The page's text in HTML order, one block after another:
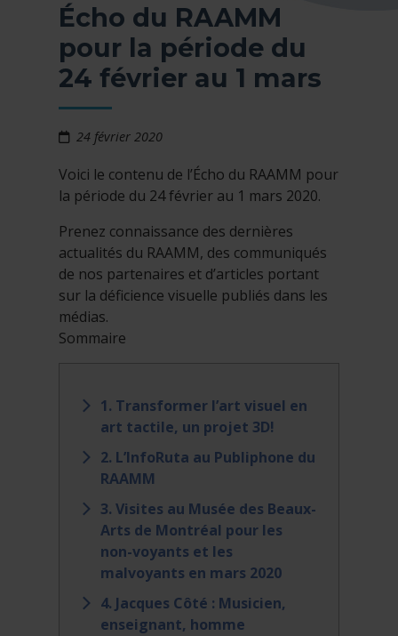
Écho du RAAMM
pour la période du
24 février au 1 mars
24 février 2020
Voici le contenu de l’Écho du RAAMM pour
la période du 24 février au 1 mars 2020.
Prenez connaissance des dernières
actualités du RAAMM, des communiqués
de nos partenaires et d’articles portant
sur la déficience visuelle publiés dans les
médias.
Sommaire
1. Transformer l’art visuel en
art tactile, un projet 3D!
2. L’InfoRuta au Publiphone du
RAAMM
3. Visites au Musée des Beaux-
Arts de Montréal pour les
non-voyants et les
malvoyants en mars 2020
4. Jacques Côté : Musicien,
enseignant, homme